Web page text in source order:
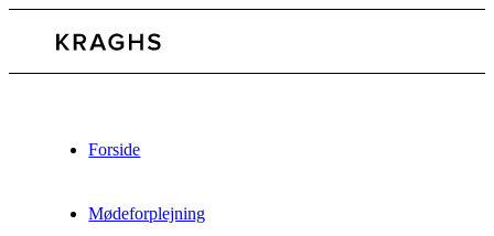
Forside
Mødeforplejning